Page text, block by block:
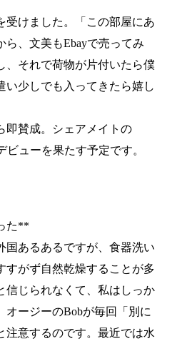
受けました。「この部屋にあ
ら、文美もEbayで売ってみ
、それで荷物が片付いたら僕
い少しでも入ってきたら嬉し
即賛成。シェアメイトの
ビューを果たす予定です。
た**
国あるあるですが、食器洗い
すがず自然乾燥することが多
信じられなくて、私はしっか
オージーのBobが毎回「別に
注意するのです。最近では水